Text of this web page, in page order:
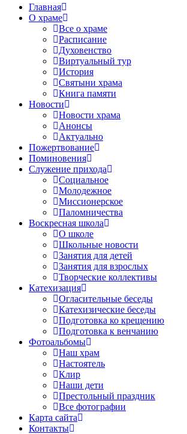
Главная
О храме
Все о храме
Расписание
Духовенство
Виртуальный тур
История
Святыни храма
Книга памяти
Новости
Новости храма
Анонсы
Актуально
Пожертвование
Поминовения
Служение прихода
Социальное
Молодежное
Миссионерское
Паломничества
Воскресная школа
О школе
Школьные новости
Занятия для детей
Занятия для взрослых
Творческие коллективы
Катехизация
Огласительные беседы
Катехизические беседы
Подготовка ко крещению
Подготовка к венчанию
Фотоальбомы
Наш храм
Настоятель
Клир
Наши дети
Престольный праздник
Все фотографии
Карта сайта
Контакты